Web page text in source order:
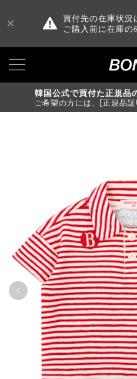
買付先の在庫状況
ご購入前に在庫の
韓国公式で買付た正規品
ご希望の方には、[正規品